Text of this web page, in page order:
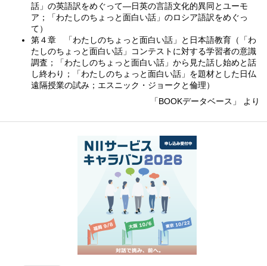
話」の英語訳をめぐって—日英の言語文化的異同とユーモ
ア；「わたしのちょっと面白い話」のロシア語訳をめぐっ
て）
第４章 「わたしのちょっと面白い話」と日本語教育（「わ
たしのちょっと面白い話」コンテストに対する学習者の意識
調査；「わたしのちょっと面白い話」から見た話し始めと話
し終わり；「わたしのちょっと面白い話」を題材とした日仏
遠隔授業の試み；エスニック・ジョークと倫理）
「BOOKデータベース」 より